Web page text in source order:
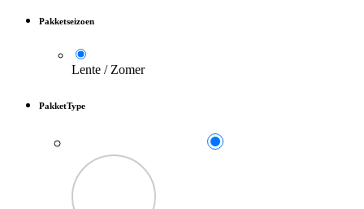
Pakketseizoen
Lente / Zomer
PakketType